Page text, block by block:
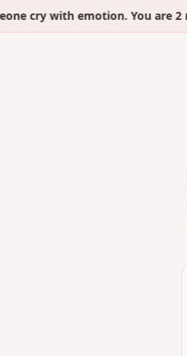
cry with emotion. You are 2